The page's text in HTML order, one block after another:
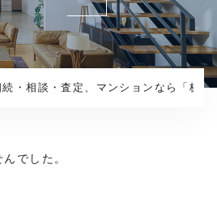
タッフブログ
物件情報
バシーポリシー
・相談・査定、マンションなら「株
でした。